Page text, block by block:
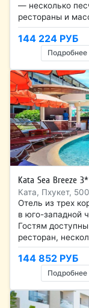
— несколько
рестораны и
144 224 РУБ
Подробнее
Kata Sea Breeze 3*
Ката, Пхукет,
Отель из трех
в юго-западной
Гостям
ресторан,
144 852 РУБ
Подробнее